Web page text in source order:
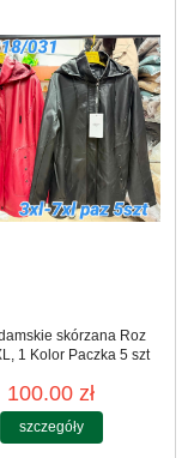
skórzana Roz
1 Kolor Paczka 5 szt
100.00 zł
szczegóły